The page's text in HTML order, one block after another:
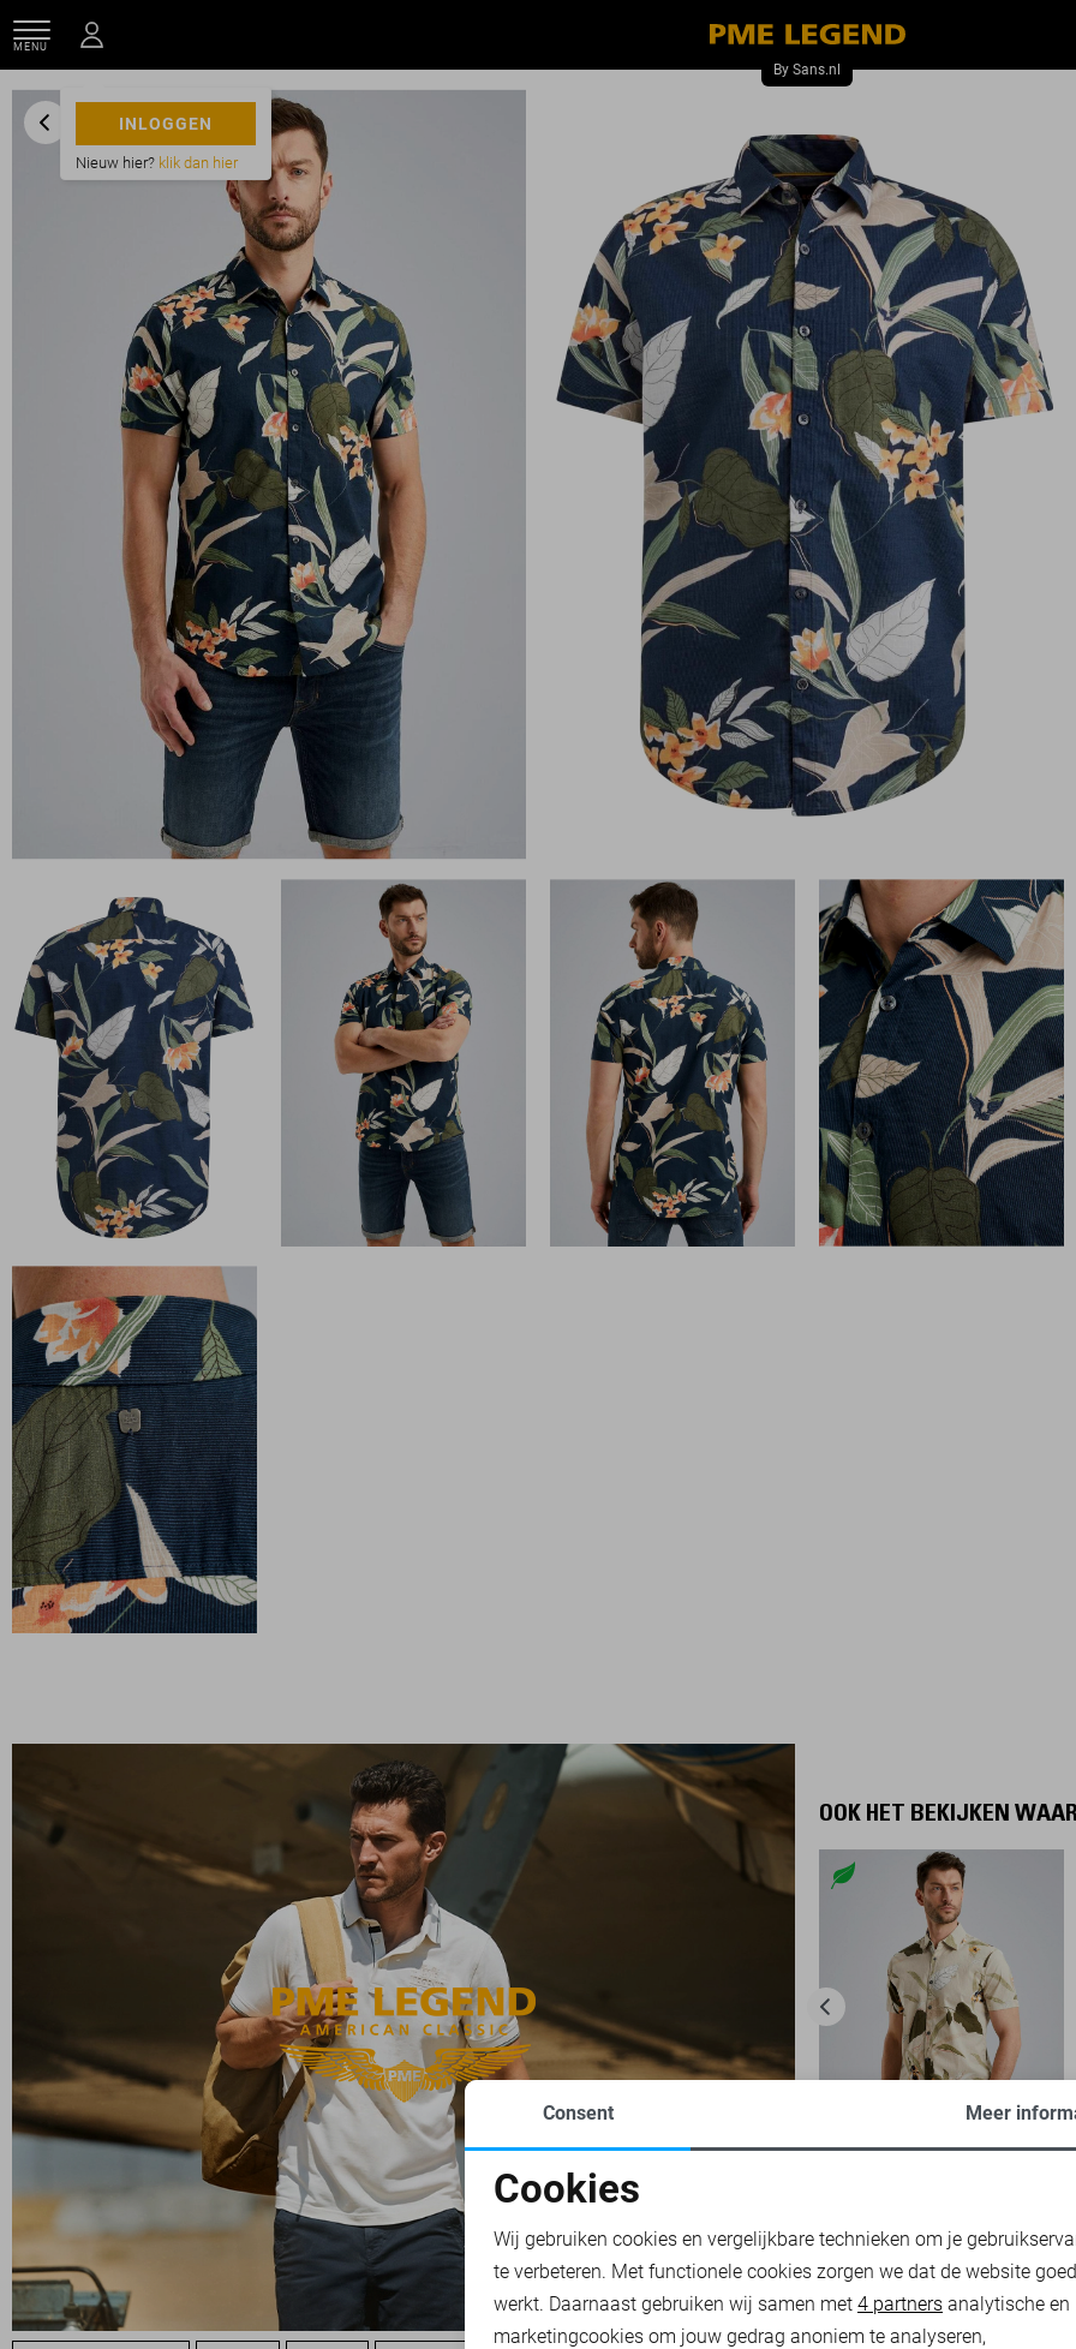
MENU
INLOGGEN
Nieuw hier? klik dan hier
OOK HET BEKIJKEN
PME LEGEND OVERHEMD
49,00 69,99
Noodzakelijke cookies
Analytische cookies Marketing cookies
Consent Meer
Cookies
Wij gebruiken cookies en vergelijkbare technieken om je
te verbeteren. Met functionele cookies zorgen we dat de website goed
werkt. Daarnaast gebruiken wij samen met 4 partners analytische en
marketingcookies om jouw gedrag anoniem te analyseren,